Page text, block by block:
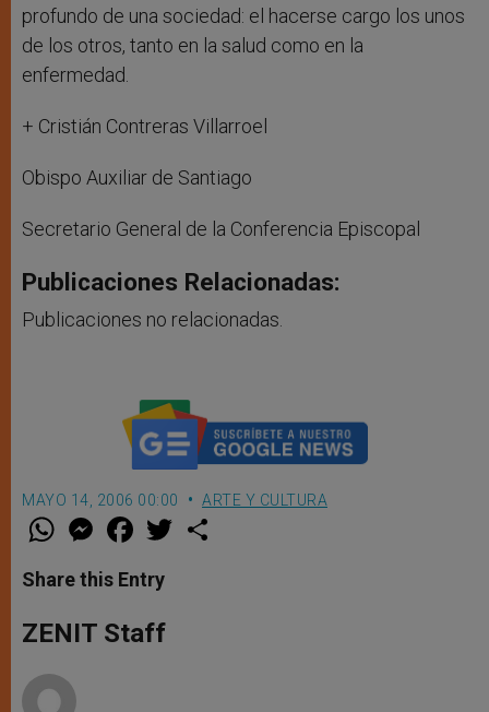
profundo de una sociedad: el hacerse cargo los unos
de los otros, tanto en la salud como en la
enfermedad.
+ Cristián Contreras Villarroel
Obispo Auxiliar de Santiago
Secretario General de la Conferencia Episcopal
Publicaciones Relacionadas:
Publicaciones no relacionadas.
MAYO 14, 2006 00:00 ARTE Y CULTURA
W
t
s
p
p
M
e
s
e
g
e
F
a
e
b
o
k
w
Share this Entry
ZENIT Staff